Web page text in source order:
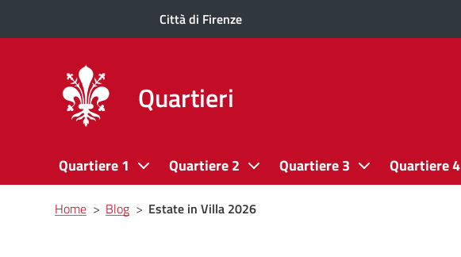
Città di Firenze
Quartieri
Quartiere 1 Quartiere 2 Quartiere 3 Quartiere 4
Briciole
di
Home> Blog> Estate in Villa 2026